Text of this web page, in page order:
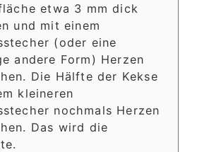
etwa 3 mm dick
und mit einem
(oder eine
andere Form) Herzen
Die Hälfte der Kekse
kleineren
nochmals Herzen
Das wird die